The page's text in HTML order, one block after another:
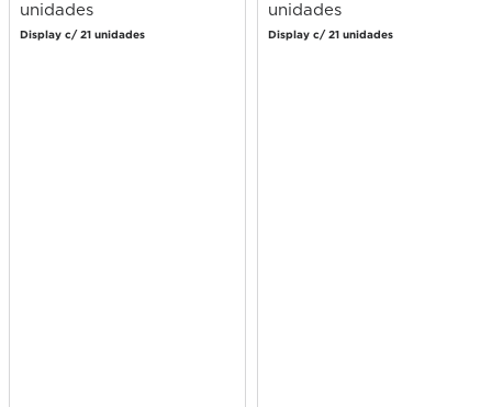
unidades
Display c/ 21 unidades
unidades
Display c/ 21 unidades